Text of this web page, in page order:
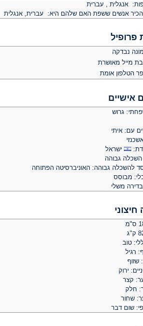
אנגלית , עברית
להכיר אנשים ששפת האם שלהם היא: עברית, אנגלית
פרופיל
נבדקה
מייל מאושרת
הטלפון אומת
אישיים
גרוש
עם: איתי
ישראל
גבוהה
להשכלה גבוהה: האוניברסיטה הפתוחה
מבוסס
משלי
טוב
רגיל
שזוף
ירוק
קצר
חלק
שחור
שום דבר